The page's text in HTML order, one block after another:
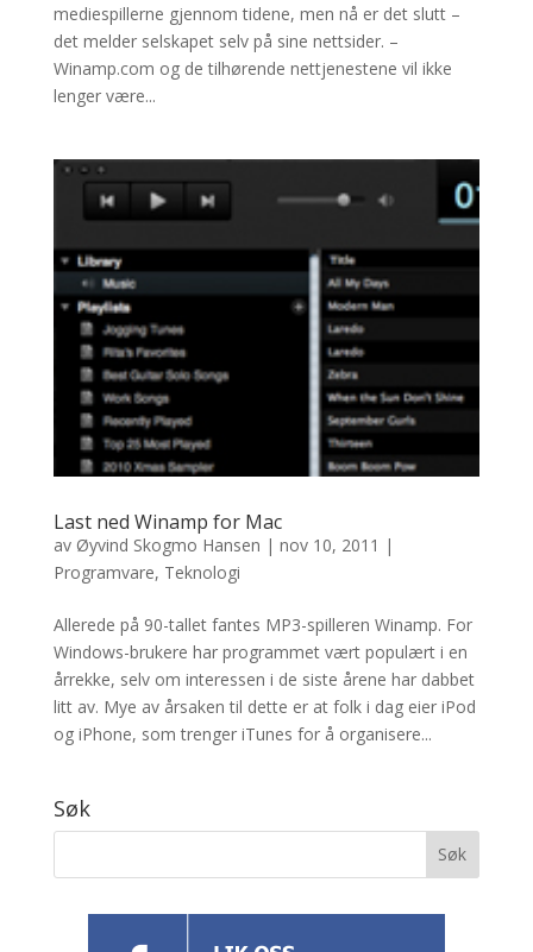
mediespillerne gjennom tidene, men nå er det slutt –
det melder selskapet selv på sine nettsider. –
Winamp.com og de tilhørende nettjenestene vil ikke
lenger være...
Last ned Winamp for Mac
av Øyvind Skogmo Hansen | nov 10, 2011 |
Programvare, Teknologi
Allerede på 90-tallet fantes MP3-spilleren Winamp. For
Windows-brukere har programmet vært populært i en
årrekke, selv om interessen i de siste årene har dabbet
litt av. Mye av årsaken til dette er at folk i dag eier iPod
og iPhone, som trenger iTunes for å organisere...
Søk